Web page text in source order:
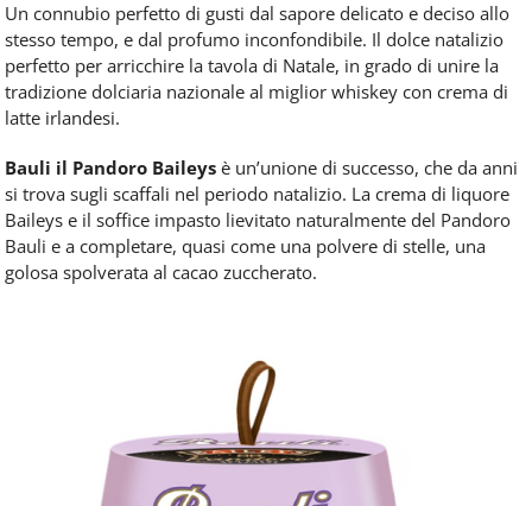
Un connubio perfetto di gusti dal sapore delicato e deciso allo
stesso tempo, e dal profumo inconfondibile. Il dolce natalizio
perfetto per arricchire la tavola di Natale, in grado di unire la
tradizione dolciaria nazionale al miglior whiskey con crema di
latte irlandesi.
Bauli il Pandoro Baileys è un’unione di successo, che da anni
si trova sugli scaffali nel periodo natalizio. La crema di liquore
Baileys e il soffice impasto lievitato naturalmente del Pandoro
Bauli e a completare, quasi come una polvere di stelle, una
golosa spolverata al cacao zuccherato.